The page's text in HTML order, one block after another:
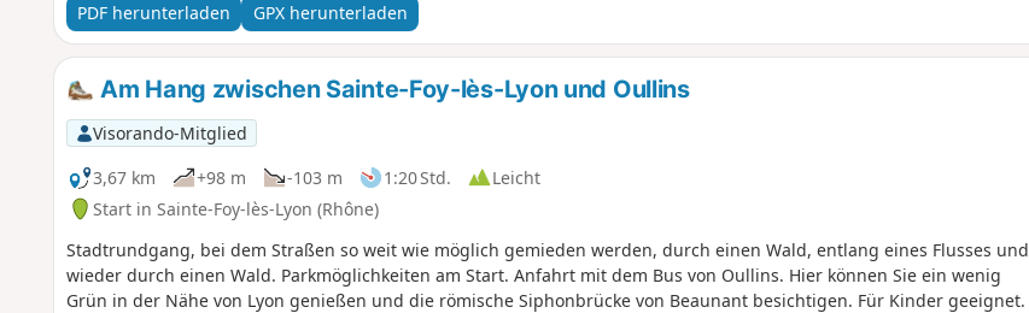
PDF herunterladen GPX herunterladen
Am Hang zwischen Sainte-Foy-lès-Lyon und Oullins
Visorando-Mitglied
3,67 km
+98 m -103 m 1:20 Std.
Leicht
Start in Sainte-Foy-lès-Lyon (Rhône)
Stadtrundgang, bei dem Straßen so weit wie möglich gemieden werden, durch einen Wald, entlang eines Flusses und
wieder durch einen Wald. Parkmöglichkeiten am Start. Anfahrt mit dem Bus von Oullins. Hier können Sie ein wenig
Grün in der Nähe von Lyon genießen und die römische Siphonbrücke von Beaunant besichtigen. Für Kinder geeignet.